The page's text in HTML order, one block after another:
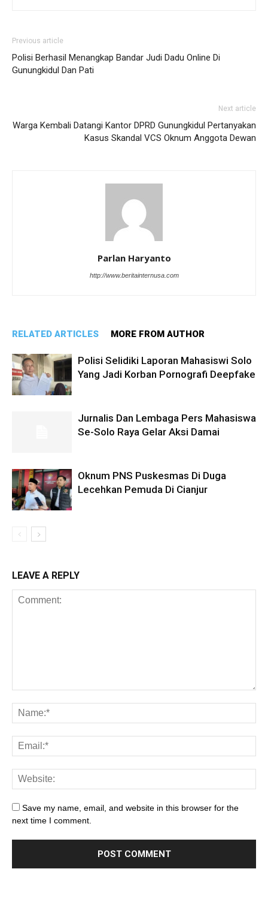
Previous article
Polisi Berhasil Menangkap Bandar Judi Dadu Online Di
Gunungkidul Dan Pati
Next article
Warga Kembali Datangi Kantor DPRD Gunungkidul Pertanyakan
Kasus Skandal VCS Oknum Anggota Dewan
Parlan Haryanto
http://www.beritainternusa.com
RELATED ARTICLES MORE FROM AUTHOR
Polisi Selidiki Laporan Mahasiswi Solo
Yang Jadi Korban Pornografi Deepfake
Jurnalis Dan Lembaga Pers Mahasiswa
Se-Solo Raya Gelar Aksi Damai
Oknum PNS Puskesmas Di Duga
Lecehkan Pemuda Di Cianjur
LEAVE A REPLY
Save my name, email, and website in this browser for the
next time I comment.